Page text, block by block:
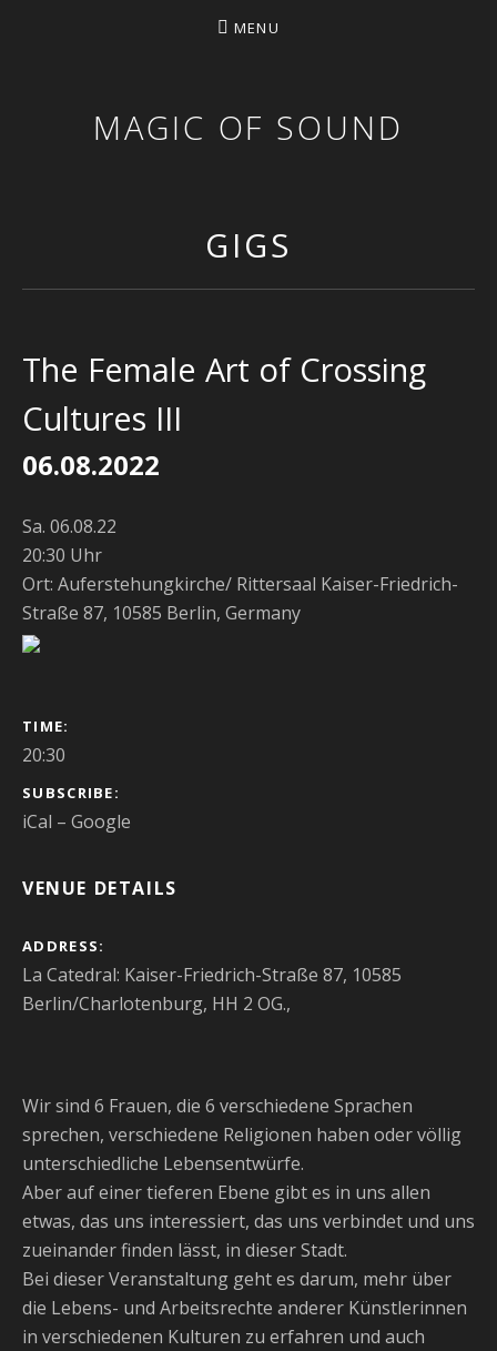
MAGIC OF SOUND
MENU
GIGS
The Female Art of Crossing
Cultures III
06.08.2022
Sa. 06.08.22
20:30 Uhr
Ort: Auferstehungkirche/ Rittersaal Kaiser-Friedrich-
Straße 87, 10585 Berlin, Germany
GIG DETAILS
TIME
20:30
SUBSCRIBE
iCal Google
VENUE DETAILS
ADDRESS
La Catedral: Kaiser-Friedrich-Straße 87, 10585
Berlin/Charlotenburg, HH 2 OG.,
Wir sind 6 Frauen, die 6 verschiedene Sprachen
sprechen, verschiedene Religionen haben oder völlig
unterschiedliche Lebensentwürfe.
Aber auf einer tieferen Ebene gibt es in uns allen
etwas, das uns interessiert, das uns verbindet und uns
zueinander finden lässt, in dieser Stadt.
Bei dieser Veranstaltung geht es darum, mehr über
die Lebens- und Arbeitsrechte anderer Künstlerinnen
in verschiedenen Kulturen zu erfahren und auch